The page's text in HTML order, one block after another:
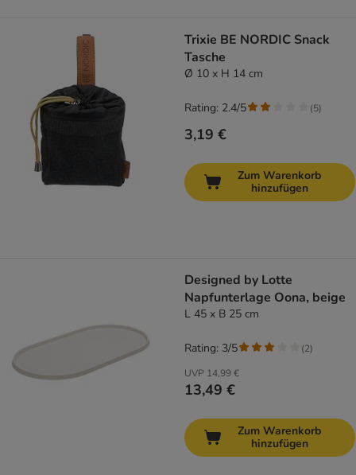
Trixie BE NORDIC Snack
Tasche
Ø 10 x H 14 cm
3,19 €
Rating: 2.4/5 (5)
Zum Warenkorb
hinzufügen
Designed by Lotte
Napfunterlage Oona, beige
L 45 x B 25 cm
UVP 14,99 €
13,49 €
Rating: 3/5 (2)
Zum Warenkorb
hinzufügen